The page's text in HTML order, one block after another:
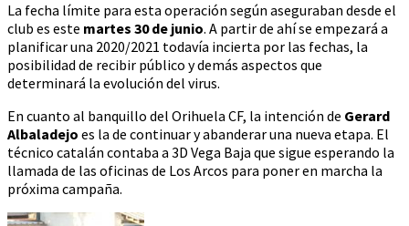
La fecha límite para esta operación según aseguraban desde el
club es este martes 30 de junio. A partir de ahí se empezará a
planificar una 2020/2021 todavía incierta por las fechas, la
posibilidad de recibir público y demás aspectos que
determinará la evolución del virus.
En cuanto al banquillo del Orihuela CF, la intención de Gerard
Albaladejo es la de continuar y abanderar una nueva etapa. El
técnico catalán contaba a 3D Vega Baja que sigue esperando la
llamada de las oficinas de Los Arcos para poner en marcha la
próxima campaña.